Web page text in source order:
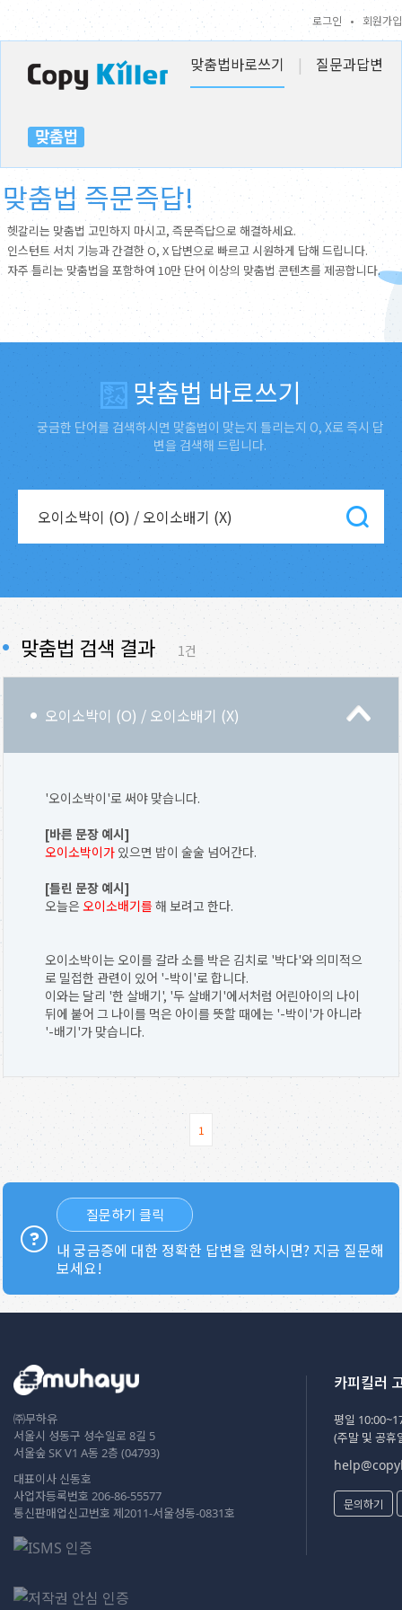
로그인 • 회원가입
맞춤법바로쓰기 | 질문과답변
맞춤법 즉문즉답!
헷갈리는 맞춤법 고민하지 마시고, 즉문즉답으로 해결하세요.
인스턴트 서치 기능과 간결한 O, X 답변으로 빠르고 시원하게 답해 드립니다.
자주 틀리는 맞춤법을 포함하여 10만 단어 이상의 맞춤법 콘텐츠를 제공합니다.
맞춤법 바로쓰기
궁금한 단어를 검색하시면 맞춤법이 맞는지 틀리는지 O, X로 즉시 답
변을 검색해 드립니다.
맞춤법 검색 결과 1건
오이소박이 (O) / 오이소배기 (X)
'오이소박이'로 써야 맞습니다.
[바른 문장 예시]
오이소박이가 있으면 밥이 술술 넘어간다.
[틀린 문장 예시]
오늘은 오이소배기를해 보려고 한다.
오이소박이는 오이를 갈라 소를 박은 김치로 '박다'와 의미적으
로 밀접한 관련이 있어 '-박이'로 합니다.
이와는 달리 '한 살배기', '두 살배기'에서처럼 어린아이의 나이
뒤에 붙어 그 나이를 먹은 아이를 뜻할 때에는 '-박이'가 아니라
'-배기'가 맞습니다.
1
질문하기 클릭
내 궁금증에 대한 정확한 답변을 원하시면? 지금 질문해
보세요!
㈜무하유
서울시 성동구 성수일로 8길 5
서울숲 SK V1 A동 2층 (04793)
대표이사 신동호
사업자등록번호 206-86-55577
통신판매업신고번호 제2011-서울성동-0831호
카피킬러
평일
(주말 및 공휴
문의하기